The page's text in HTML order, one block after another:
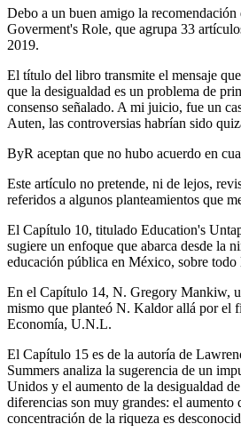
Debo a un buen amigo la
Goverment's Role, que agrupa 33
2019.
El título del libro transmite el mensaje
que la desigualdad es un problema de
consenso señalado. A mi juicio, fue un
Auten, las controversias habrían sido
ByR aceptan que no hubo acuerdo en
Este artículo no pretende, ni de lejos,
referidos a algunos planteamientos que
El Capítulo 10, titulado Education's
sugiere un enfoque que abarca desde la
educación pública en México, sobre
En el Capítulo 14, N. Gregory Mankiw,
mismo que planteó N. Kaldor allá por el
Economía, U.N.L.
El Capítulo 15 es de la autoría de
Summers analiza la sugerencia de un
Unidos y el aumento de la desigualdad
diferencias son muy grandes: el
concentración de la riqueza es